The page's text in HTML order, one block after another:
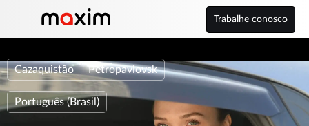
Trabalhe conosco
Cazaquistão Petropavlovsk
Português (Brasil)